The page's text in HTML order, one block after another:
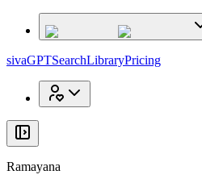
sivaGPTSearchLibraryPricing
Ramayana